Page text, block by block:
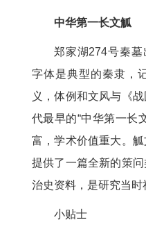
中华第一长文觚
郑家湖274号秦墓
字体是典型的秦隶，
义，体例和文风与《
代最早的“中华第一长
富，学术价值重大。
提供了一篇全新的策
治史资料，是研究当时
小贴士